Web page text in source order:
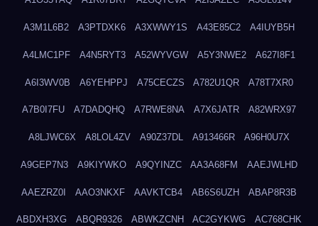
A3M1L6B2 A3PTDXK6 A3XWWY1S A43E85C2 A4IUYB5H
A4LMC1PF A4N5RYT3 A52WYVGW A5Y3NWE2 A627I8F1
A6I3WV0B A6YEHPPJ A75CECZS A782U1QR A78T7XR0
A7B0I7FU A7DADQHQ A7RWE8NA A7X6JATR A82WRX97
A8LJWC6X A8LOL4ZV A90Z37DL A913466R A96H0U7X
A9GEP7N3 A9KIYWKO A9QYINZC AA3A68FM AAEJWLHD
AAEZRZ0I AAO3NKXF AAVKTCB4 AB6S6UZH ABAP8R3B
ABDXH3XG ABQR9326 ABWKZCNH AC2GYKWG AC768CHK